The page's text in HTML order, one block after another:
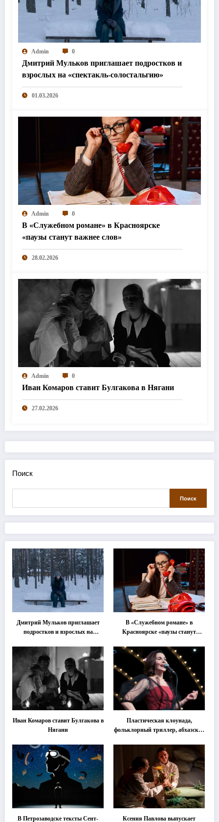
Admin 0
Дмитрий Мульков приглашает подростков и
взрослых на «спектакль-солостальгию»
01.03.2026
Admin 0
В «Служебном романе» в Красноярске
«паузы станут важнее слов»
28.02.2026
Admin 0
Иван Комаров ставит Булгакова в Нягани
27.02.2026
Поиск
Поиск
Дмитрий Мульков приглашает
подростков и взрослых на
В «Служебном романе» в
Красноярске «паузы станут
Иван Комаров ставит Булгакова в
Нягани
Пластическая клоунада,
фольклорный триллер, абхазская
втором этапе фестиваля
«Монокль»
В Петрозаводске тексты Сент- Ксения Павлова выпускает